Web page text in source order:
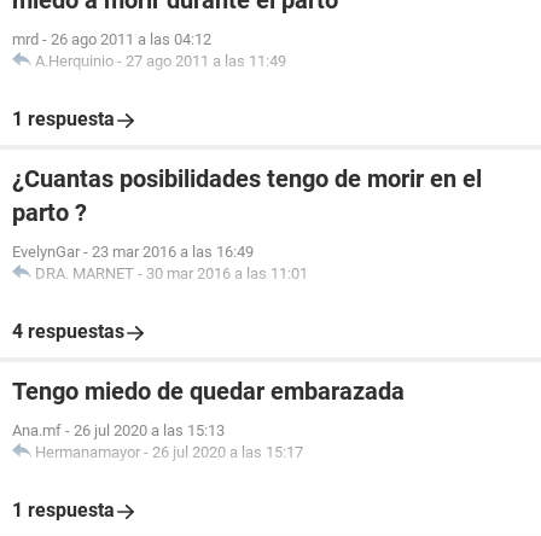
mrd - 26 ago 2011 a las 04:12
A.Herquinio - 27 ago 2011 a las 11:49
1 respuesta
¿Cuantas posibilidades tengo de morir en el
parto ?
EvelynGar - 23 mar 2016 a las 16:49
DRA. MARNET - 30 mar 2016 a las 11:01
4 respuestas
Tengo miedo de quedar embarazada
Ana.mf - 26 jul 2020 a las 15:13
Hermanamayor - 26 jul 2020 a las 15:17
1 respuesta